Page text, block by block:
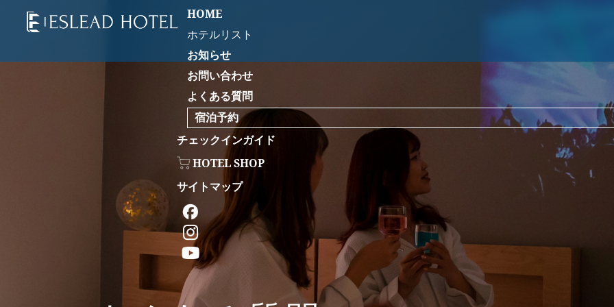
HOME
ホテルリスト
お知らせ
お問い合わせ
よくある質問
宿泊予約
チェックインガイド
HOTEL SHOP
サイトマップ